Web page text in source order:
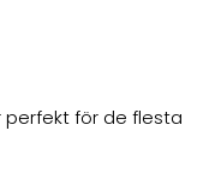
perfekt för de flesta